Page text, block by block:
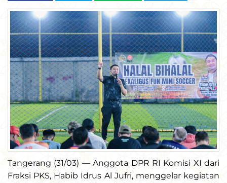
Tangerang (31/03) — Anggota DPR RI Komisi XI dari
Fraksi PKS, Habib Idrus Al Jufri, menggelar kegiatan